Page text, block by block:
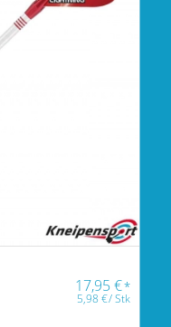
17,95€*
5,98€/Stk